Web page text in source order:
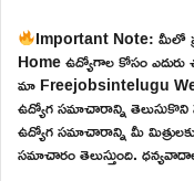
Important Note: మీలో
Home ఉద్యోగాల కోసం
మా Freejobsintelugu
ఉద్యోగ సమాచారాన్ని తెలుసుకొని
ఉద్యోగ సమాచారాన్ని మీ
సమాచారం తెలుస్తుంది.